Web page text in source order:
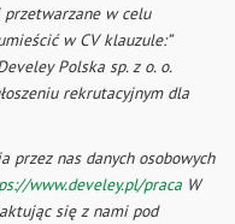
w celu
w CV klauzule:”
Polska sp. z o. o.
rekrutacyjnym dla
nas danych osobowych
www.develey.pl/praca W
się z nami pod